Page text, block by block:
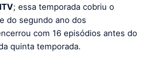
; essa temporada cobriu o
do segundo ano dos
com 16 episódios antes do
quinta temporada.